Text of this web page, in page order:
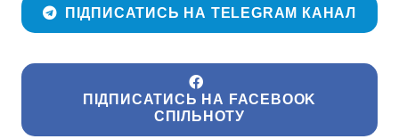
ПІДПИСАТИСЬ НА TELEGRAM КАНАЛ
ПІДПИСАТИСЬ НА FACEBOOK
СПІЛЬНОТУ